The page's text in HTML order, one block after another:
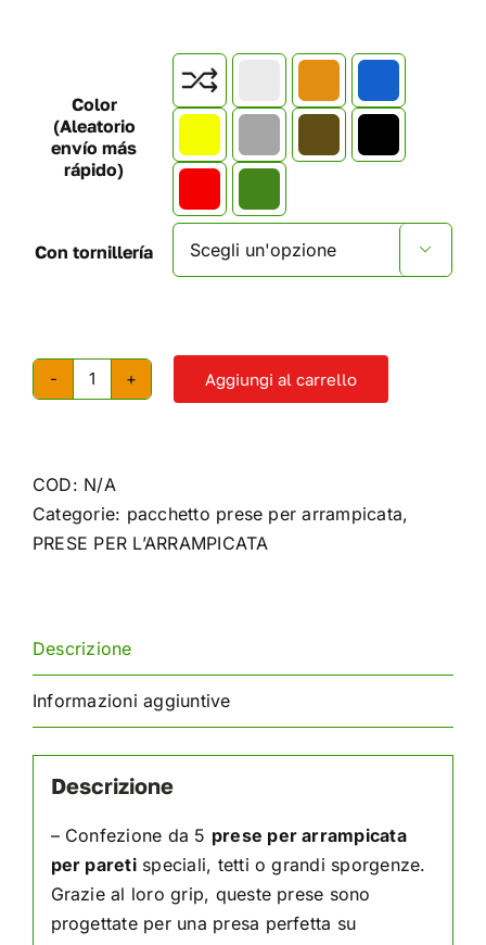
Color
(Aleatorio
envío más
rápido)
Con tornillería 
Appigli
Tetto
2
quantità
Aggiungi al carrello
COD: N/A
Categorie: pacchetto prese per arrampicata,
PRESE PER L’ARRAMPICATA
Descrizione
Informazioni aggiuntive
Descrizione
– Confezione da 5 prese per arrampicata
per paretispeciali, tetti o grandi sporgenze.
Grazie al loro grip, queste prese sono
progettate per una presa perfetta su